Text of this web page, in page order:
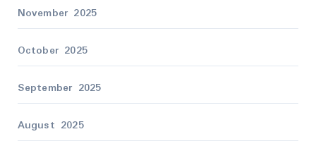
November 2025
October 2025
September 2025
August 2025